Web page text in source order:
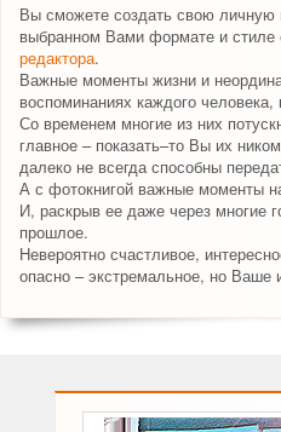
Вы сможете создать свою личную
выбранном Вами формате и
редактора.
Важные моменты жизни и
воспоминаниях каждого
Со временем многие из них
главное – показать–то Вы их
далеко не всегда способны
А с фотокнигой важные моменты
И, раскрыв ее даже через многие
прошлое.
Невероятно счастливое,
опасно – экстремальное, но Ваше